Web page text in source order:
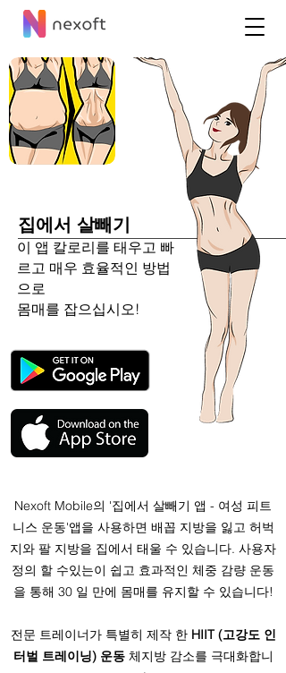
이 앱 칼로리를 태우고 빠
르고 매우 효율적인 방법
으로
몸매를 잡으십시오!
집에서 살빼기
Nexoft Mobile의 '집에서 살빼기 앱 - 여성 피트
니스 운동'앱을 사용하면 배꼽 지방을 잃고 허벅
지와 팔 지방을 집에서 태울 수 있습니다. 사용자
정의 할 수있는이 쉽고 효과적인 체중 감량 운동
을 통해 30 일 만에 몸매를 유지할 수 있습니다!
전문 트레이너가 특별히 제작 한 HIIT (고강도 인
터벌 트레이닝) 운동 체지방 감소를 극대화합니